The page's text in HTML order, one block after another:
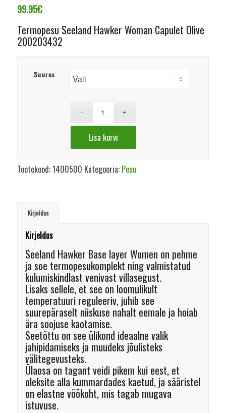
99.95€
Termopesu Seeland Hawker Woman Capulet Olive
200203432
Suurus
Lisa korvi
Tootekood:1400500 Kategooria: Pesu
Kirjeldus
Kirjeldus
Seeland Hawker Base layer Women on pehme
ja soe termopesukomplekt ning valmistatud
kulumiskindlast venivast villasegust.
Lisaks sellele, et see on loomulikult
temperatuuri reguleeriv, juhib see
suurepäraselt niiskuse nahalt eemale ja hoiab
ära soojuse kaotamise.
Seetõttu on see ülikond ideaalne valik
jahipidamiseks ja muudeks jõulisteks
välitegevusteks.
Ülaosa on tagant veidi pikem kui eest, et
oleksite alla kummardades kaetud, ja sääristel
on elastne vöökoht, mis tagab mugava
istuvuse.